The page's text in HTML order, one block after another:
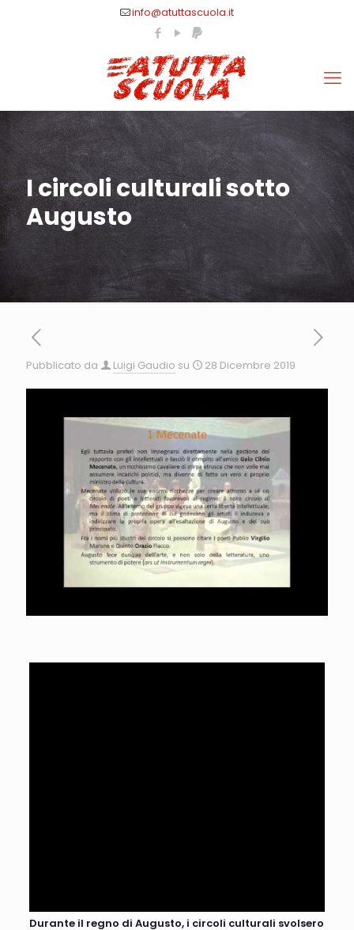
info@atuttascuola.it
I circoli culturali sotto
Augusto
Pubblicato da Luigi Gaudio su 28 Dicembre 2019
Durante il regno di Augusto, i circoli culturali svolsero